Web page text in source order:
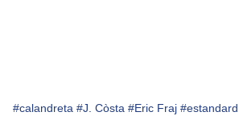
#calandreta #J. Còsta #Eric Fraj #estandard